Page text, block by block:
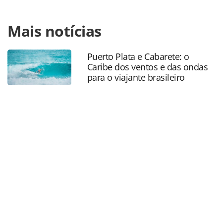
https://www.panrotas.com.br/aviacao/novas-
rotas/2025/09/latam-inicia-voos-diretos-entre-
florianopolis-e-porto-alegre_220985.html ou as
ferramentas oferecidas na página. Todo o conteúdo
produzido pela PANROTAS Editora é protegido pela
legislação brasileira sobre direito autoral. Não reproduza o
Mais notícias
Puerto Plata e Cabarete: o
Caribe dos ventos e das ondas
para o viajante brasileiro